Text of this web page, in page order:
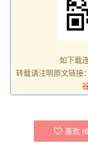
如下载
转载请注明原文链接：
喜欢 (6